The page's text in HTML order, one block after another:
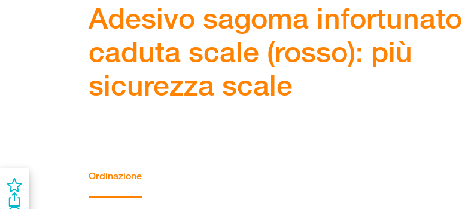
Adesivo sagoma infortunato
caduta scale (rosso): più
sicurezza scale
Ordinazione